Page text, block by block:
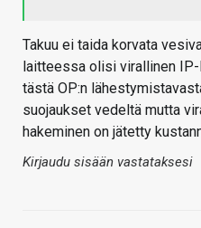
Takuu ei taida korvata
laitteessa olisi virallinen
tästä OP:n
suojaukset vedeltä mutta
hakeminen on jätetty
Kirjaudu sisään vastataksesi